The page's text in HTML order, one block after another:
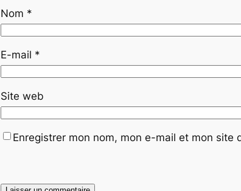
Nom *
E-mail *
Site web
Enregistrer mon nom, mon e-mail et mon site